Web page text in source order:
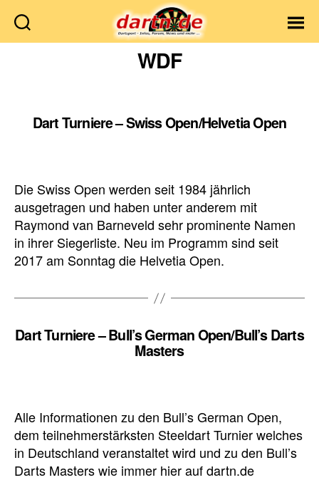
Dartn.de
WDF
Dart Turniere – Swiss Open/Helvetia Open
Die Swiss Open werden seit 1984 jährlich
ausgetragen und haben unter anderem mit
Raymond van Barneveld sehr prominente Namen
in ihrer Siegerliste. Neu im Programm sind seit
2017 am Sonntag die Helvetia Open.
Dart Turniere – Bull’s German Open/Bull’s Darts
Masters
Alle Informationen zu den Bull’s German Open,
dem teilnehmerstärksten Steeldart Turnier welches
in Deutschland veranstaltet wird und zu den Bull’s
Darts Masters wie immer hier auf dartn.de